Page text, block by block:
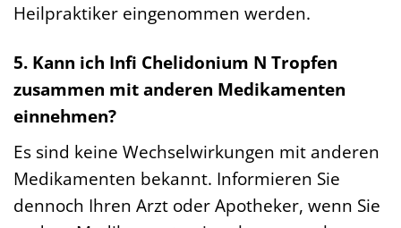
Heilpraktiker eingenommen werden.
5. Kann ich Infi Chelidonium N Tropfen
zusammen mit anderen Medikamenten
einnehmen?
Es sind keine Wechselwirkungen mit anderen
Medikamenten bekannt. Informieren Sie
dennoch Ihren Arzt oder Apotheker, wenn Sie